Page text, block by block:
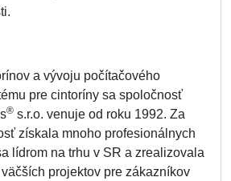
a vývoju počítačového
pre cintoríny sa spoločnosť
® s.r.o. venuje od roku 1992. Za
získala mnoho profesionálnych
lídrom na trhu v SR a zrealizovala
projektov pre zákazníkov